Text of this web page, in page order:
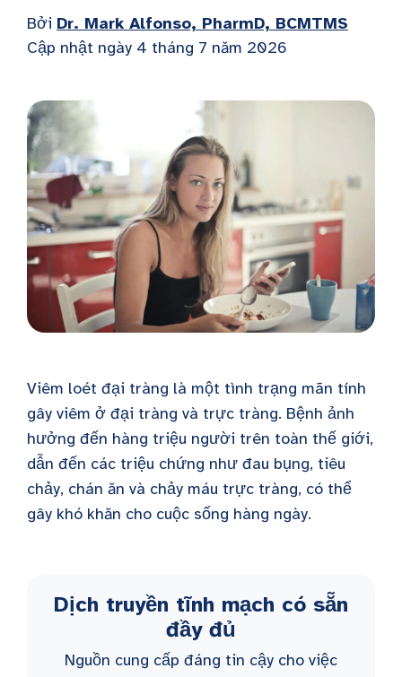
Bởi Dr. Mark Alfonso, PharmD, BCMTMS
Cập nhật ngày 4 tháng 7 năm 2026
Viêm loét đại tràng là một tình trạng mãn tính
gây viêm ở đại tràng và trực tràng. Bệnh ảnh
hưởng đến hàng triệu người trên toàn thế giới,
dẫn đến các triệu chứng như đau bụng, tiêu
chảy, chán ăn và chảy máu trực tràng, có thể
gây khó khăn cho cuộc sống hàng ngày.
Dịch truyền tĩnh mạch có sẵn
đầy đủ
Nguồn cung cấp đáng tin cậy cho việc